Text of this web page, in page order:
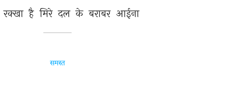
रक्खा है मिरे दल के बराबर आईना
समस्त